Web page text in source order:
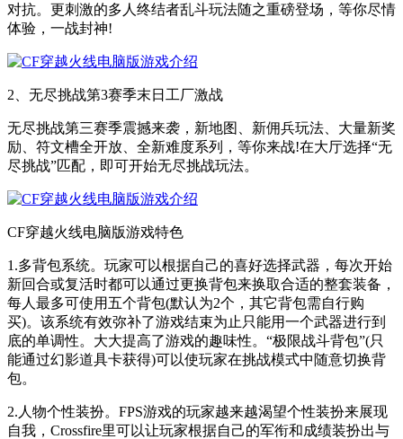
对抗。更刺激的多人终结者乱斗玩法随之重磅登场，等你尽情
体验，一战封神!
2、无尽挑战第3赛季末日工厂激战
无尽挑战第三赛季震撼来袭，新地图、新佣兵玩法、大量新奖
励、符文槽全开放、全新难度系列，等你来战!在大厅选择“无
尽挑战”匹配，即可开始无尽挑战玩法。
CF穿越火线电脑版游戏特色
1.多背包系统。玩家可以根据自己的喜好选择武器，每次开始
新回合或复活时都可以通过更换背包来换取合适的整套装备，
每人最多可使用五个背包(默认为2个，其它背包需自行购
买)。该系统有效弥补了游戏结束为止只能用一个武器进行到
底的单调性。大大提高了游戏的趣味性。“极限战斗背包”(只
能通过幻影道具卡获得)可以使玩家在挑战模式中随意切换背
包。
2.人物个性装扮。FPS游戏的玩家越来越渴望个性装扮来展现
自我，Crossfire里可以让玩家根据自己的军衔和成绩装扮出与